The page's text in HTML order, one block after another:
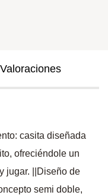
Valoraciones
casita diseñada
ofreciéndole un
jugar. ||Diseño de
semi doble,